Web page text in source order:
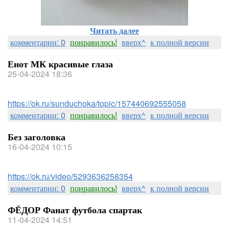
Читать далее
комментарии: 0 понравилось! вверх^ к полной версии
Енот МК красивые глаза
25-04-2024 18:36
https://ok.ru/sunduchoka/topic/157440692555058
комментарии: 0 понравилось! вверх^ к полной версии
Без заголовка
16-04-2024 10:15
https://ok.ru/video/5293636258354
комментарии: 0 понравилось! вверх^ к полной версии
ФЁДОР Фанат футбола спартак
11-04-2024 14:51